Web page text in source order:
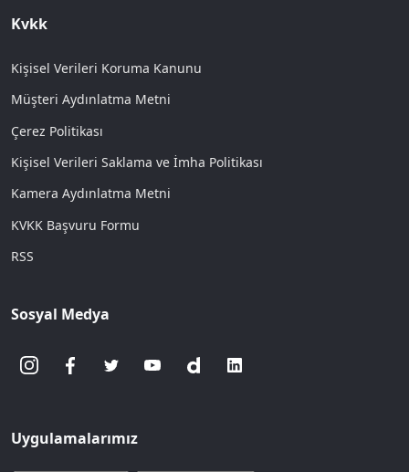
Kvkk
Kişisel Verileri Koruma Kanunu
Müşteri Aydınlatma Metni
Çerez Politikası
Kişisel Verileri Saklama ve İmha Politikası
Kamera Aydınlatma Metni
KVKK Başvuru Formu
RSS
Sosyal Medya
Uygulamalarımız